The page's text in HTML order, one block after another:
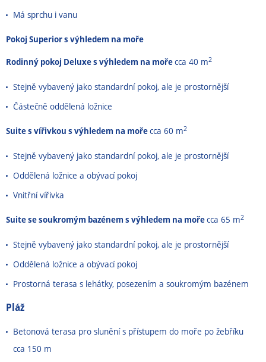
Má sprchu i vanu
Pokoj Superior s výhledem na moře
Rodinný pokoj Deluxe s výhledem na mořecca 40 m2
Stejně vybavený jako standardní pokoj, ale je prostornější
Částečně oddělená ložnice
Suite s vířivkou s výhledem na mořecca 60 m2
Stejně vybavený jako standardní pokoj, ale je prostornější
Oddělená ložnice a obývací pokoj
Vnitřní vířivka
Suite se soukromým bazénem s výhledem na mořecca 65 m2
Stejně vybavený jako standardní pokoj, ale je prostornější
Oddělená ložnice a obývací pokoj
Prostorná terasa s lehátky, posezením a soukromým bazénem
Pláž
Betonová terasa pro slunění s přístupem do moře po žebříku
cca 150 m